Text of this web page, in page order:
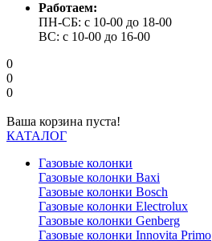
Работаем:
ПН-СБ: с 10-00 до 18-00
ВС: с 10-00 до 16-00
0
0
0
Ваша корзина пуста!
КАТАЛОГ
Газовые колонки
Газовые колонки Baxi
Газовые колонки Bosch
Газовые колонки Electrolux
Газовые колонки Genberg
Газовые колонки Innovita Primo